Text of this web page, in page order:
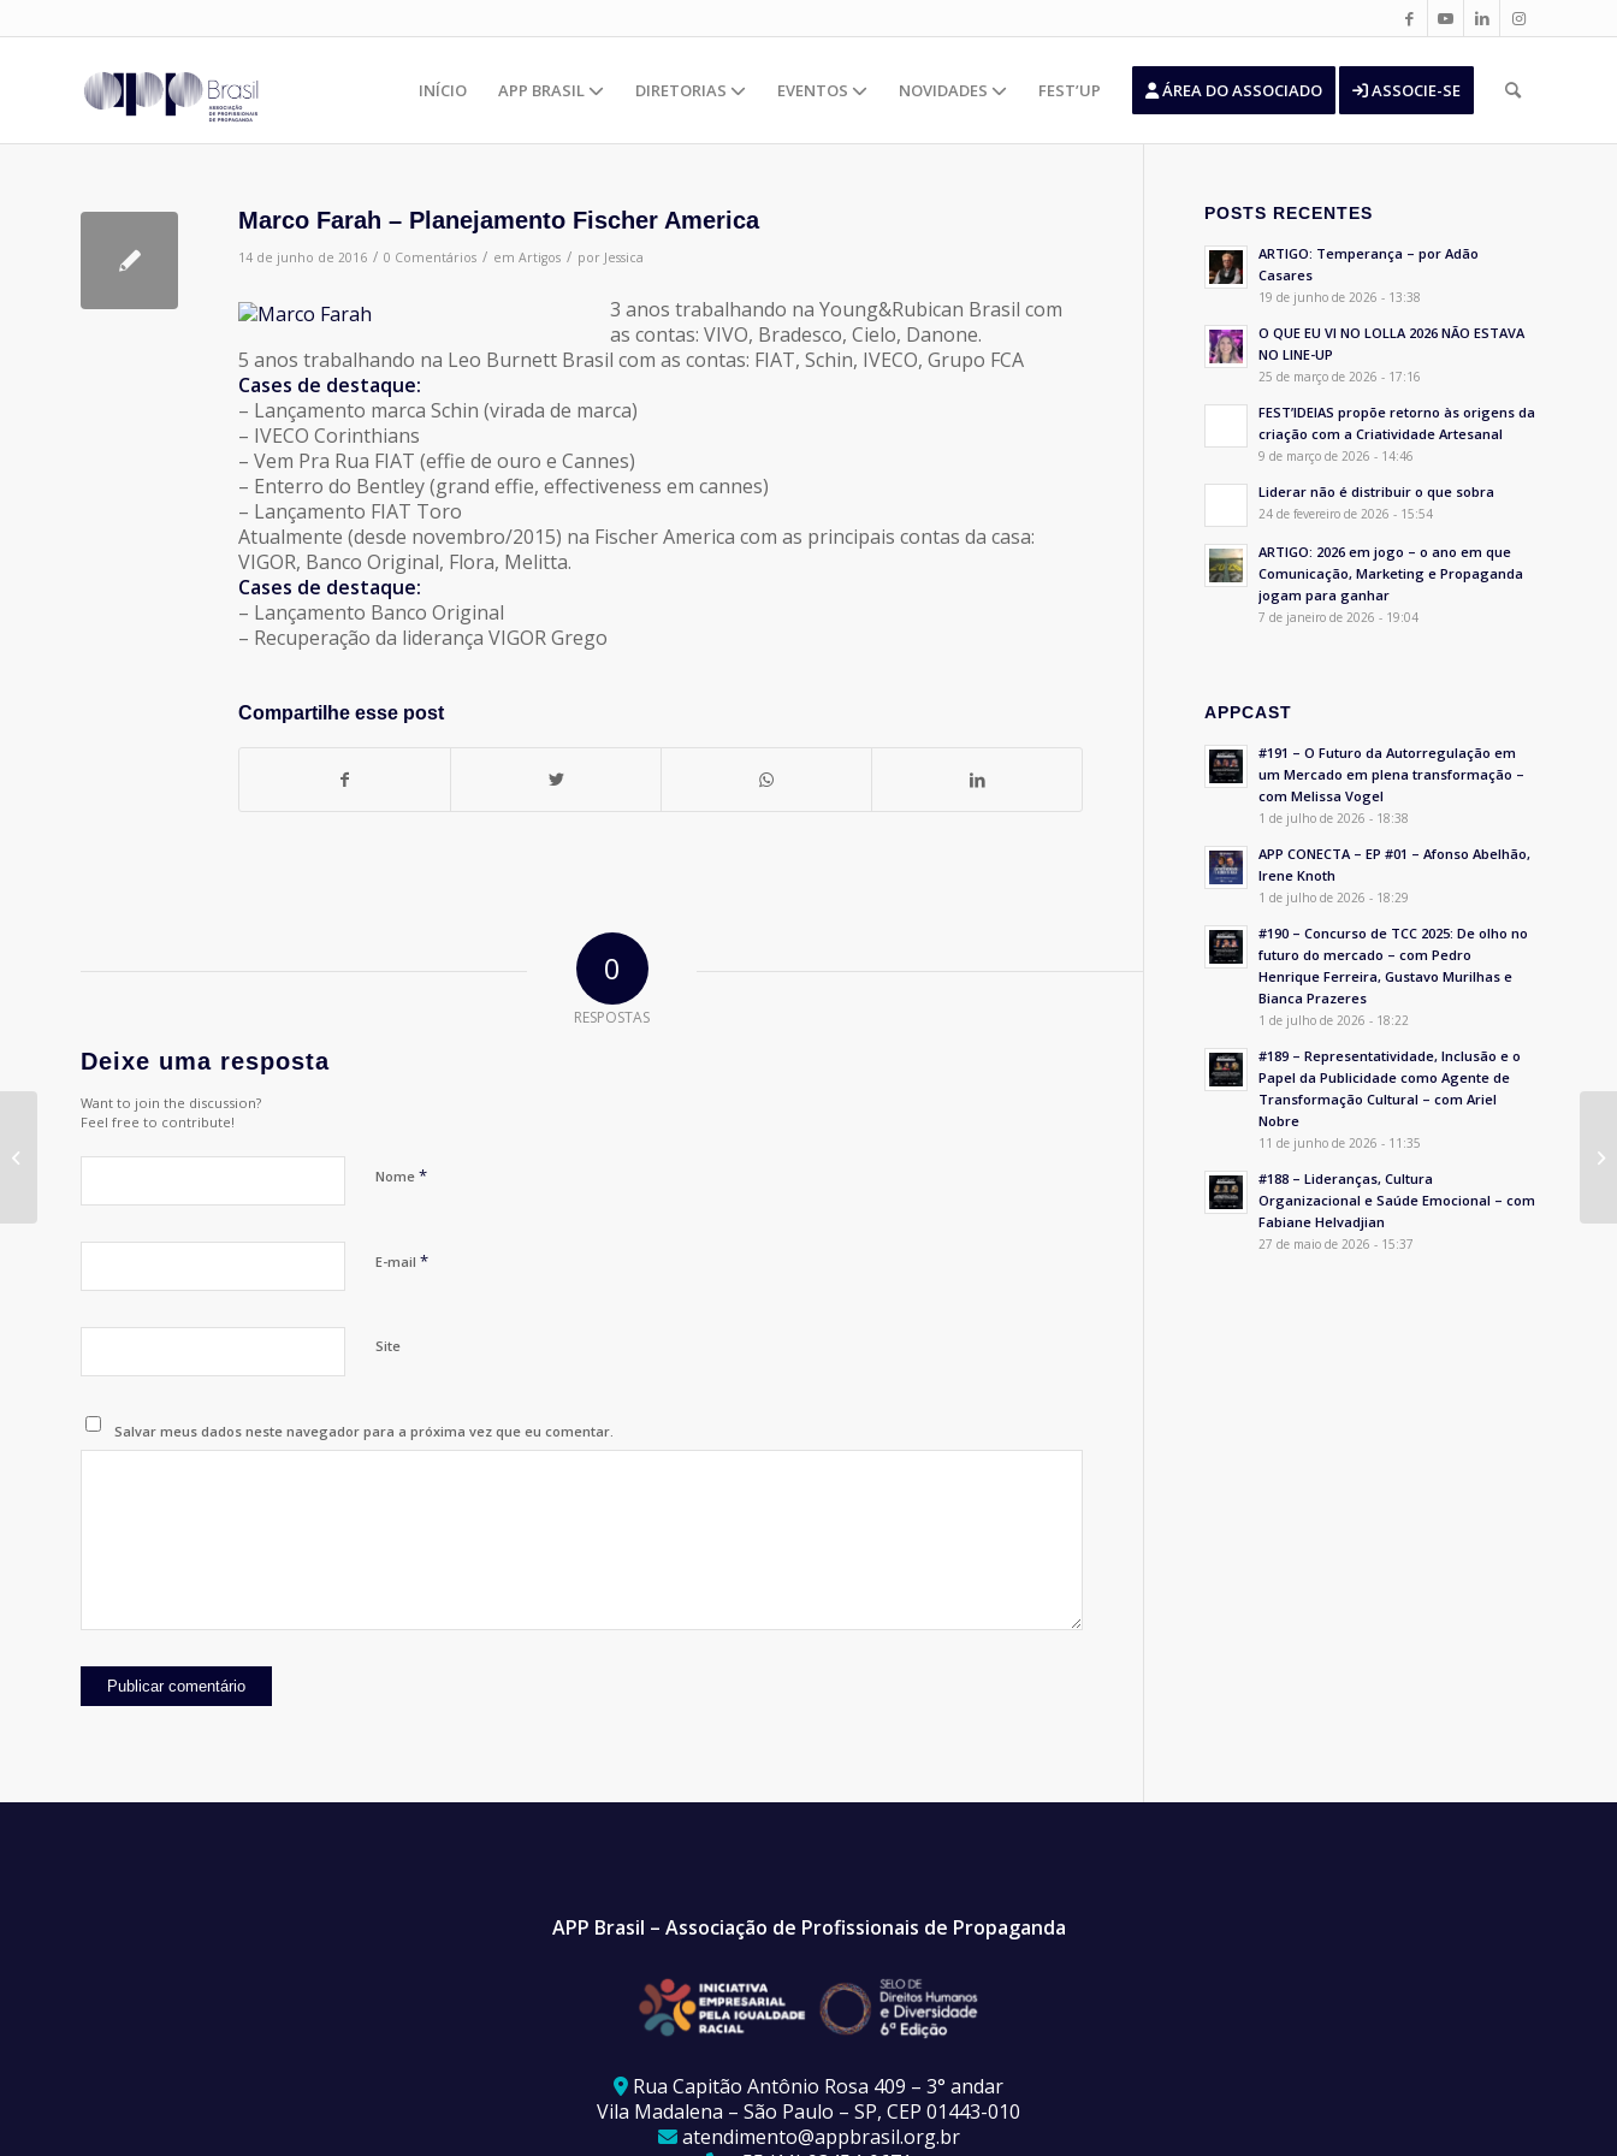
INÍCIO APP BRASIL DIRETORIAS EVENTOS NOVIDADES FEST’UP ÁREA DO ASSOCIADO ASSOCIE-SE
Marco Farah – Planejamento Fischer America
14 de junho de 2016 / 0 Comentários / em Artigos / por Jessica
3 anos trabalhando na Young&Rubican Brasil com
as contas: VIVO, Bradesco, Cielo, Danone.
5 anos trabalhando na Leo Burnett Brasil com as contas: FIAT, Schin, IVECO, Grupo FCA
Cases de destaque:
– Lançamento marca Schin (virada de marca)
– IVECO Corinthians
– Vem Pra Rua FIAT (effie de ouro e Cannes)
– Enterro do Bentley (grand effie, effectiveness em cannes)
– Lançamento FIAT Toro
Atualmente (desde novembro/2015) na Fischer America com as principais contas da casa:
VIGOR, Banco Original, Flora, Melitta.
Cases de destaque:
– Lançamento Banco Original
– Recuperação da liderança VIGOR Grego
Compartilhe esse post
0
RESPOSTAS
Deixe uma resposta
Want to join the discussion?
Feel free to contribute!
Nome *
E-mail *
Site
Salvar meus dados neste navegador para a próxima vez que eu comentar.
POSTS RECENTES
ARTIGO: Temperança – por Adão
Casares
19 de junho de 2026 - 13:38
O QUE EU VI NO LOLLA 2026 NÃO ESTAVA
NO LINE-UP
25 de março de 2026 - 17:16
FEST’IDEIAS propõe retorno às origens da
criação com a Criatividade Artesanal
9 de março de 2026 - 14:46
Liderar não é distribuir o que sobra
24 de fevereiro de 2026 - 15:54
ARTIGO: 2026 em jogo – o ano em que
Comunicação, Marketing e Propaganda
jogam para ganhar
7 de janeiro de 2026 - 19:04
APPCAST
#191 – O Futuro da Autorregulação em
um Mercado em plena transformação –
com Melissa Vogel
1 de julho de 2026 - 18:38
APP CONECTA – EP #01 – Afonso Abelhão,
Irene Knoth
1 de julho de 2026 - 18:29
#190 – Concurso de TCC 2025: De olho no
futuro do mercado – com Pedro
Henrique Ferreira, Gustavo Murilhas e
Bianca Prazeres
1 de julho de 2026 - 18:22
#189 – Representatividade, Inclusão e o
Papel da Publicidade como Agente de
Transformação Cultural – com Ariel
Nobre
11 de junho de 2026 - 11:35
#188 – Lideranças, Cultura
Organizacional e Saúde Emocional – com
Fabiane Helvadjian
27 de maio de 2026 - 15:37
APP Brasil – Associação de Profissionais de Propaganda
Rua Capitão Antônio Rosa 409 – 3° andar
Vila Madalena – São Paulo – SP, CEP 01443-010
atendimento@appbrasil.org.br